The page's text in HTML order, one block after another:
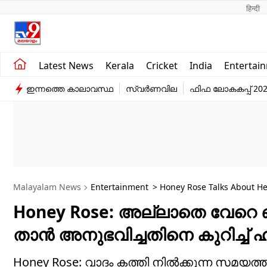
हिन्दी
Latest News Kerala Cricket India
Kerala
India
Education
ഇന്നത്തെ കാലാവസ്ഥ സ്വർണവില ഫിഫ ലോകകപ്പ്
Malayalam News Entertainment > Honey Rose Talks About
Honey Rose: അല്ലാതെ
താൻ അനുഭവിച്ചതിനെ
Honey Rose: വാദം കത്തി നിൽക്കുന്ന